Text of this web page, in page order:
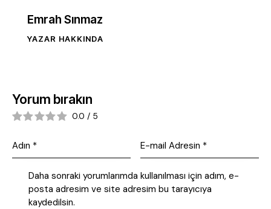
Emrah Sınmaz
YAZAR HAKKINDA
Yorum bırakın
0.0 / 5
Daha sonraki yorumlarımda kullanılması için adım, e-
posta adresim ve site adresim bu tarayıcıya
kaydedilsin.